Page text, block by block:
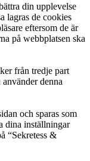
din upplevelse
lagras de cookies
eftersom de är
på webbplatsen ska
från tredje part
denna
och sparas som
dina inställningar
“Sekretess &